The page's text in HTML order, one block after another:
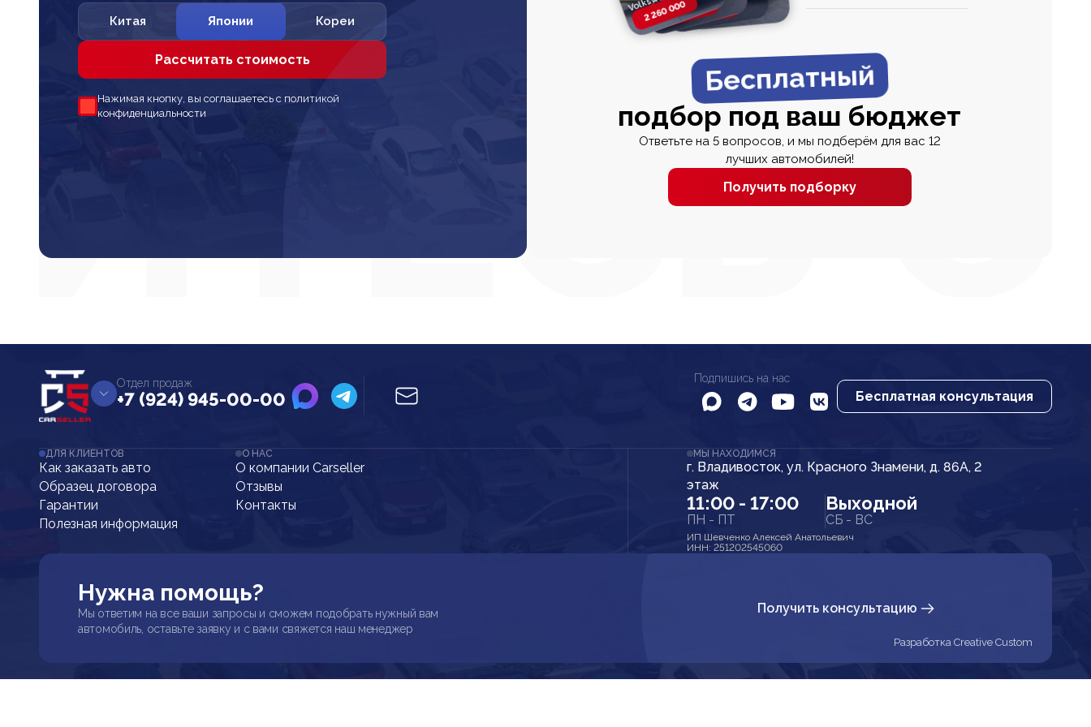
Китая Японии Кореи
Рассчитать стоимость
Нажимая кнопку, вы соглашаетесь с политикой
конфиденциальности
2 260 0002 820 000
2 820 0002 670 000
Бесплатный
подбор под ваш бюджет
Ответьте на 5 вопросов, и мы подберём для вас 12
лучших автомобилей!
Получить подборку
Отдел продаж
+7 (924) 945-00-00
Подпишись на нас
Бесплатная консультация
ДЛЯ КЛИЕНТОВ
Как заказать авто
Образец договора
Гарантии
Полезная информация
О НАС
О компании Carseller
Отзывы
Контакты
МЫ НАХОДИМСЯ
г. Владивосток, ул. Красного Знамени, д. 86А, 2
этаж
11:00 - 17:00
ПН - ПТ
Выходной
СБ - ВС
ИП Шевченко Алексей Анатольевич
ИНН: 251202545060
Нужна помощь?
Мы ответим на все ваши запросы и сможем подобрать нужный вам
автомобиль, оставьте заявку и с вами свяжется наш менеджер
Получить консультацию
Разработка Creative Custom